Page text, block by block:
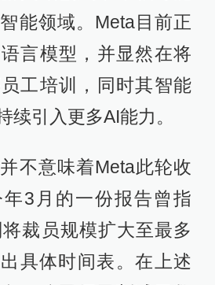
能领域。Meta目前正
言模型，并显然在将
工培训，同时其智能
续引入更多AI能力。
不意味着Meta此轮收
3月的一份报告曾指
裁员规模扩大至最多
具体时间表。在上述